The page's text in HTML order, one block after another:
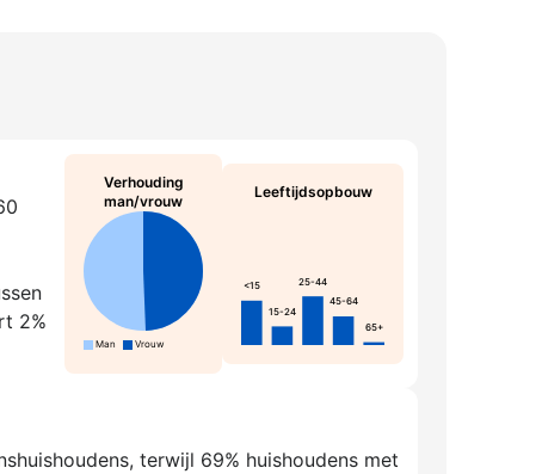
2%
Verhouding
man/vrouw
Man Vrouw
Leeftijdsopbouw
<15
15-24
25-44
45-64
65+
terwijl 69% huishoudens met